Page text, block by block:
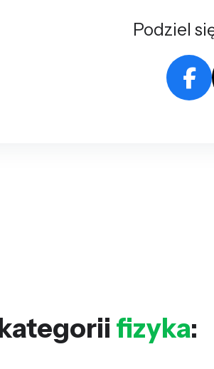
Podziel
fizyka: